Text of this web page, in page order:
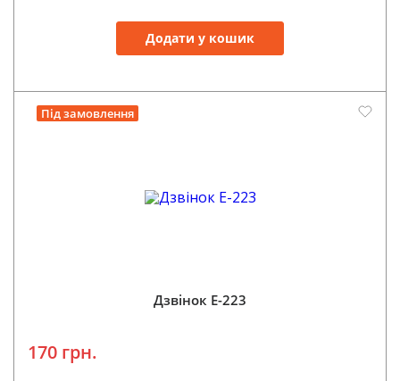
Додати у кошик
Під замовлення
Дзвінок E-223
170 грн.